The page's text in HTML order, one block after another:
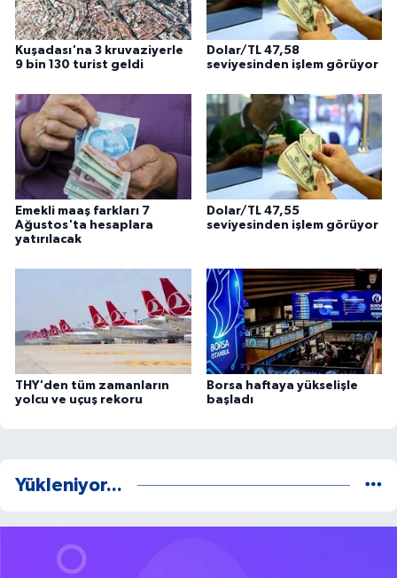
Kuşadası'na 3 kruvaziyerle
9 bin 130 turist geldi
Dolar/TL 47,58
seviyesinden işlem görüyor
Emekli maaş farkları 7
Ağustos'ta hesaplara
yatırılacak
Dolar/TL 47,55
seviyesinden işlem görüyor
THY'den tüm zamanların
yolcu ve uçuş rekoru
Borsa haftaya yükselişle
başladı
Yükleniyor...